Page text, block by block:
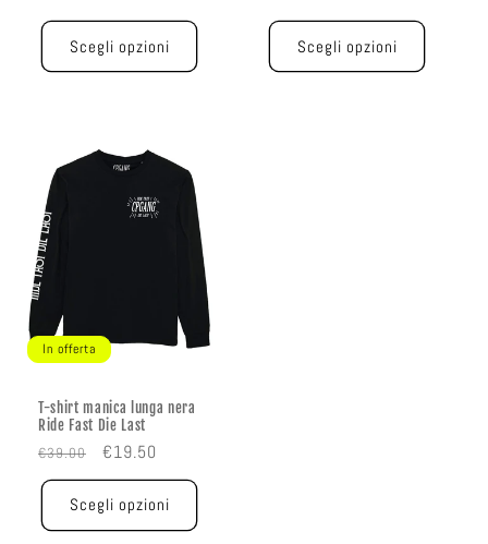
listino
Scegli opzioni
di
listino
scontato
Scegli opzioni
In offerta
T-shirt manica lunga nera
Ride Fast Die Last
Prezzo
di
listino
€39.00
Prezzo
scontato
€19.50
Scegli opzioni